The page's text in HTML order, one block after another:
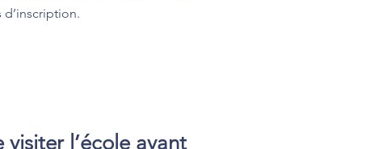
d’inscription.
visiter l’école avant